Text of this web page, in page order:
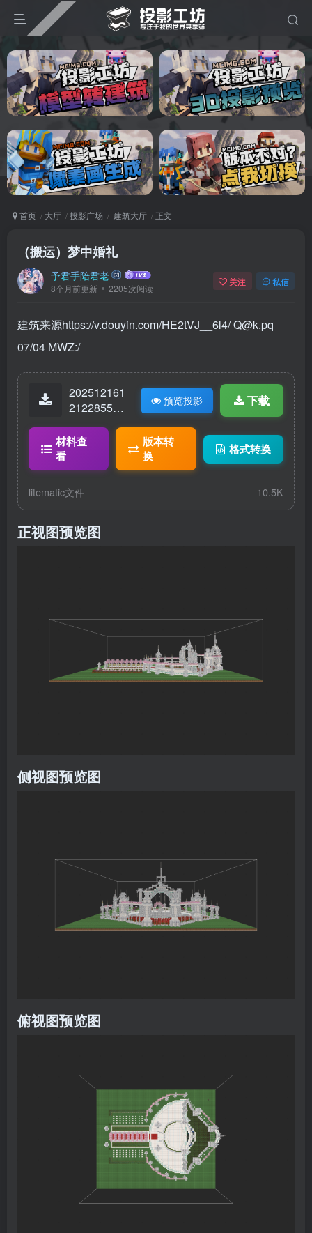
首页 大厅 投影广场 建筑大厅 正文
（搬运）梦中婚礼
予君手陪君老
8个月前更新 2205次阅读
关注 私信
建筑来源https://v.douyin.com/HE2tVJ__6l4/ Q@k.pq
07/04 MWZ:/
202512161
21228551-
litematic
预览投影 下载
材料查
看
版本转
换
格式转换
litematic文件 10.5K
正视图预览图
侧视图预览图
俯视图预览图